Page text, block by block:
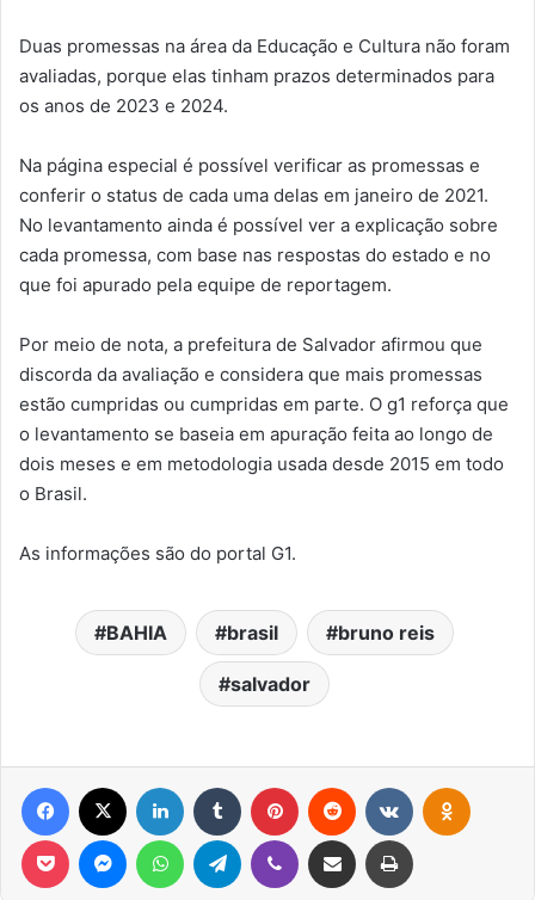
Duas promessas na área da Educação e Cultura não foram
avaliadas, porque elas tinham prazos determinados para
os anos de 2023 e 2024.
Na página especial é possível verificar as promessas e
conferir o status de cada uma delas em janeiro de 2021.
No levantamento ainda é possível ver a explicação sobre
cada promessa, com base nas respostas do estado e no
que foi apurado pela equipe de reportagem.
Por meio de nota, a prefeitura de Salvador afirmou que
discorda da avaliação e considera que mais promessas
estão cumpridas ou cumpridas em parte. O g1 reforça que
o levantamento se baseia em apuração feita ao longo de
dois meses e em metodologia usada desde 2015 em todo
o Brasil.
As informações são do portal G1.
BAHIA brasil bruno reis
salvador
Facebook Linkedin Tumblr Pinterest Reddit
Pocket MessengerWhatsAppTelegram Viber Compartilhar via e-mail Imprimir